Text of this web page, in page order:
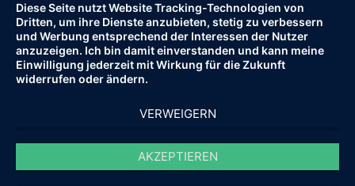
Diese Seite nutzt Website Tracking-Technologien von
Dritten, um ihre Dienste anzubieten, stetig zu verbessern
und Werbung entsprechend der Interessen der Nutzer
anzuzeigen. Ich bin damit einverstanden und kann meine
Einwilligung jederzeit mit Wirkung für die Zukunft
widerrufen oder ändern.
VERWEIGERN
AKZEPTIEREN